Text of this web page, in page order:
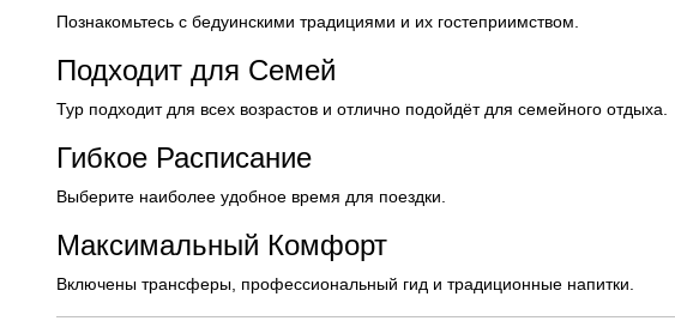
Познакомьтесь с бедуинскими традициями и их гостеприимством.
Подходит для Семей
Тур подходит для всех возрастов и отлично подойдёт для семейного отдыха.
Гибкое Расписание
Выберите наиболее удобное время для поездки.
Максимальный Комфорт
Включены трансферы, профессиональный гид и традиционные напитки.